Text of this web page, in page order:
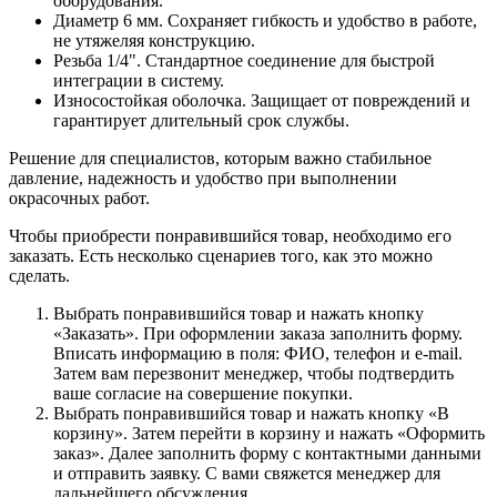
Диаметр 6 мм. Сохраняет гибкость и удобство в работе,
не утяжеляя конструкцию.
Резьба 1/4". Стандартное соединение для быстрой
интеграции в систему.
Износостойкая оболочка. Защищает от повреждений и
гарантирует длительный срок службы.
Решение для специалистов, которым важно стабильное
давление, надежность и удобство при выполнении
окрасочных работ.
Чтобы приобрести понравившийся товар, необходимо его
заказать. Есть несколько сценариев того, как это можно
сделать.
Выбрать понравившийся товар и нажать кнопку
«Заказать». При оформлении заказа заполнить форму.
Вписать информацию в поля: ФИО, телефон и e-mail.
Затем вам перезвонит менеджер, чтобы подтвердить
ваше согласие на совершение покупки.
Выбрать понравившийся товар и нажать кнопку «В
корзину». Затем перейти в корзину и нажать «Оформить
заказ». Далее заполнить форму с контактными данными
и отправить заявку. С вами свяжется менеджер для